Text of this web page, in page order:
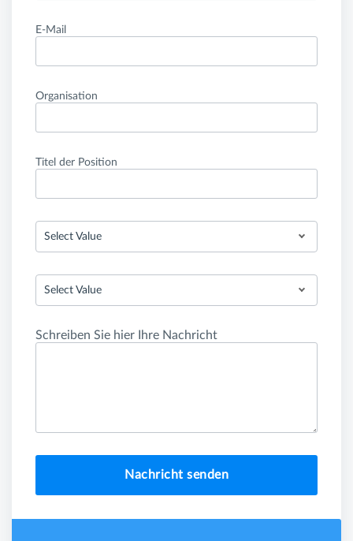
E-Mail
Organisation
Titel der Position
Select Value
Select Value
Schreiben Sie hier Ihre Nachricht
Nachricht senden